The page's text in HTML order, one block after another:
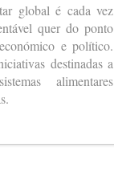
global é cada vez
quer do ponto
e político.
destinadas a
alimentares